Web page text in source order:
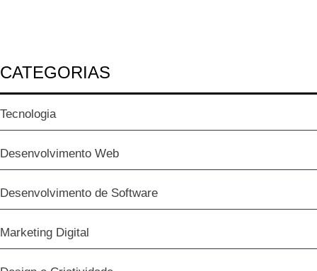
CATEGORIAS
Tecnologia
Desenvolvimento Web
Desenvolvimento de Software
Marketing Digital